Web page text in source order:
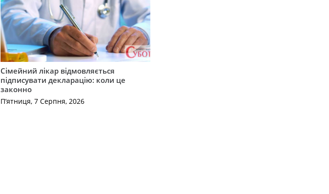
Сімейний лікар відмовляється
підписувати декларацію: коли це
законно
П’ятниця, 7 Серпня, 2026